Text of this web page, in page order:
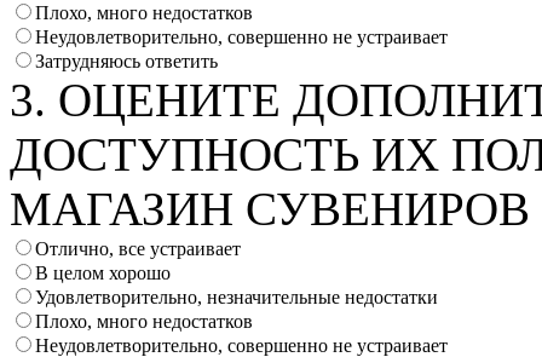
Плохо, много недостатков
Неудовлетворительно, совершенно не устраивает
Затрудняюсь ответить
3. ОЦЕНИТЕ
ДОСТУПНОСТЬ ИХ
МАГАЗИН СУВЕНИРОВ
Отлично, все устраивает
В целом хорошо
Удовлетворительно, незначительные недостатки
Плохо, много недостатков
Неудовлетворительно, совершенно не устраивает